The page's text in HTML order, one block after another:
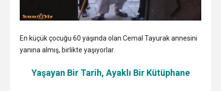
En küçük çocuğu 60 yaşında olan Cemal Tayurak annesini
yanına almış, birlikte yaşıyorlar.
Yaşayan Bir Tarih, Ayaklı Bir Kütüphane